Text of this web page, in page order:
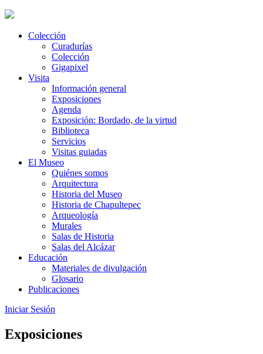
Colección
Curadurías
Colección
Gigapixel
Visita
Información general
Exposiciones
Agenda
Exposición: Bordado, de la virtud
Biblioteca
Servicios
Visitas guiadas
El Museo
Quiénes somos
Arquitectura
Historia del Museo
Historia de Chapultepec
Arqueología
Murales
Salas de Historia
Salas del Alcázar
Educación
Materiales de divulgación
Glosario
Publicaciones
Iniciar Sesión
Exposiciones